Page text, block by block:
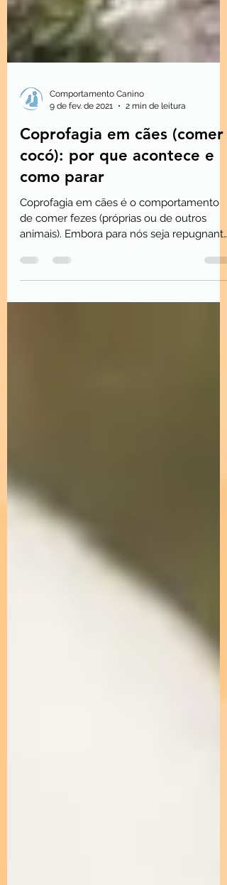
Comportamento Canino
9 de fev. de 2021
2 min de leitura
Coprofagia em cães (comer
cocó): por que acontece e
como parar
Coprofagia em cães é o comportamento
animais). Embora para nós seja repugnante,
alguns cães acham reforçador — pelo